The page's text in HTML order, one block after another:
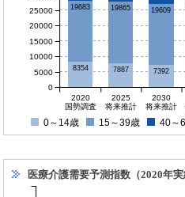
8354 7887 7392
19683 19865 19609
2020
国勢調査
2025
将来推計
2030
将来推計
0
5000
10000
15000
20000
25000
0～14歳 15～39歳 40～
医療介護需要予測指数（2020年実